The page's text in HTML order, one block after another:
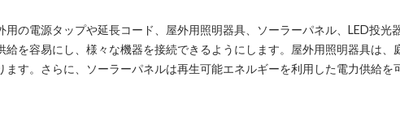
用の電源タップや延長コード、屋外用照明器具、ソーラーパネル、LED投光
給を容易にし、様々な機器を接続できるようにします。屋外用照明器具は
ます。さらに、ソーラーパネルは再生可能エネルギーを利用した電力供給